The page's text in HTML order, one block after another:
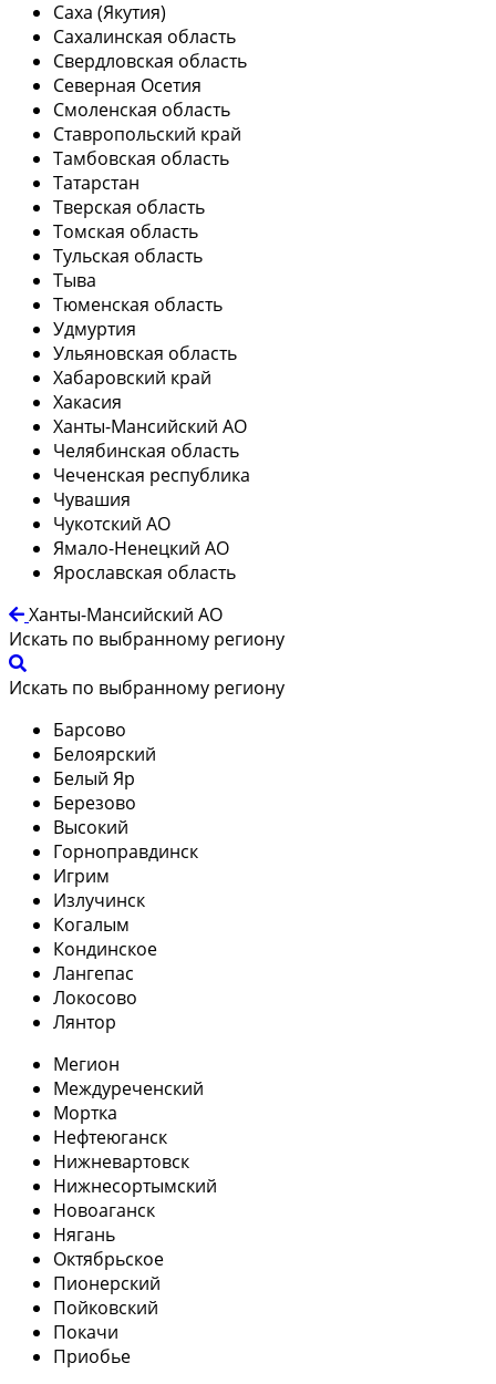
Саха (Якутия)
Сахалинская область
Свердловская область
Северная Осетия
Смоленская область
Ставропольский край
Тамбовская область
Татарстан
Тверская область
Томская область
Тульская область
Тыва
Тюменская область
Удмуртия
Ульяновская область
Хабаровский край
Хакасия
Ханты-Мансийский АО
Челябинская область
Чеченская республика
Чувашия
Чукотский АО
Ямало-Ненецкий АО
Ярославская область
Ханты-Мансийский АО
Искать по выбранному региону
Искать по выбранному региону
Барсово
Белоярский
Белый Яр
Березово
Высокий
Горноправдинск
Игрим
Излучинск
Когалым
Кондинское
Лангепас
Локосово
Лянтор
Мегион
Междуреченский
Мортка
Нефтеюганск
Нижневартовск
Нижнесортымский
Новоаганск
Нягань
Октябрьское
Пионерский
Пойковский
Покачи
Приобье